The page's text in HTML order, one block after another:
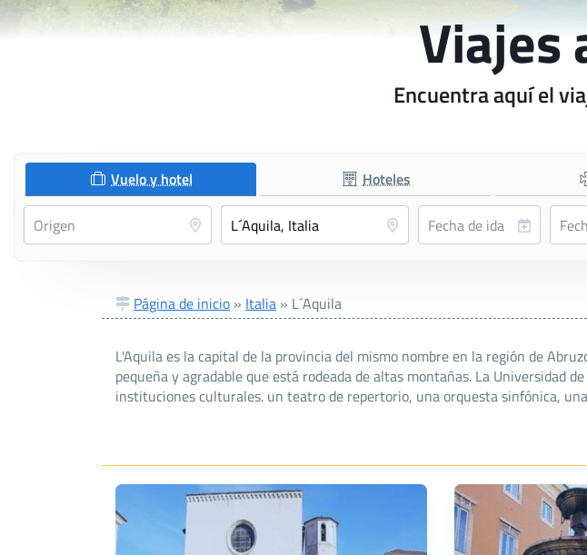
Viajes
Encuentra aquí el
Vuelo y hotel Hoteles
Página de inicio » Italia » L´Aquila
L'Aquila es la capital de la provincia del mismo nombre en la región de
pequeña y agradable que está rodeada de altas montañas. La Universidad
instituciones culturales. un teatro de repertorio, una orquesta sinfónica,